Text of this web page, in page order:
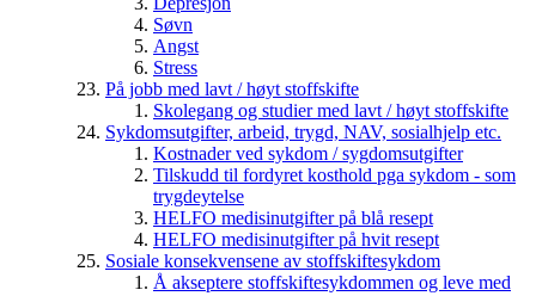
Søvn
Angst
Stress
På jobb med lavt / høyt stoffskifte
Skolegang og studier med lavt / høyt stoffskifte
Sykdomsutgifter, arbeid, trygd, NAV, sosialhjelp etc.
Kostnader ved sykdom / sygdomsutgifter
Tilskudd til fordyret kosthold pga sykdom - som
trygdeytelse
HELFO medisinutgifter på blå resept
HELFO medisinutgifter på hvit resept
Sosiale konsekvensene av stoffskiftesykdom
Å akseptere stoffskiftesykdommen og leve med